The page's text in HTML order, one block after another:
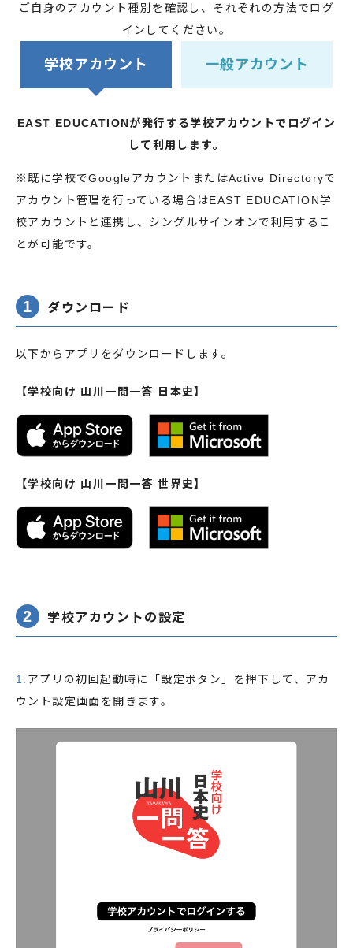
ご自身のアカウント種別を確認し、それぞれの方法でログ
インしてください。
学校アカウント 一般アカウント
EAST EDUCATIONが発行する学校アカウントでログイン
して利用します。
※既に学校でGoogleアカウントまたはActive Directoryで
アカウント管理を行っている場合はEAST EDUCATION学
校アカウントと連携し、シングルサインオンで利用するこ
とが可能です。
1 ダウンロード
以下からアプリをダウンロードします。
【学校向け 山川一問一答 日本史】
【学校向け 山川一問一答 世界史】
2 学校アカウントの設定
1. アプリの初回起動時に「設定ボタン」を押下して、アカ
ウント設定画面を開きます。